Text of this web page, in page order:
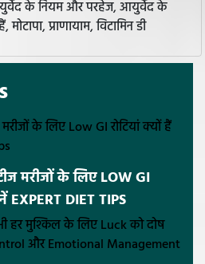
के नियम और परहेज, आयुर्वेद के
प्राणायाम, विटामिन डी
मरीजों के लिए LOW GI
EXPERT DIET TIPS